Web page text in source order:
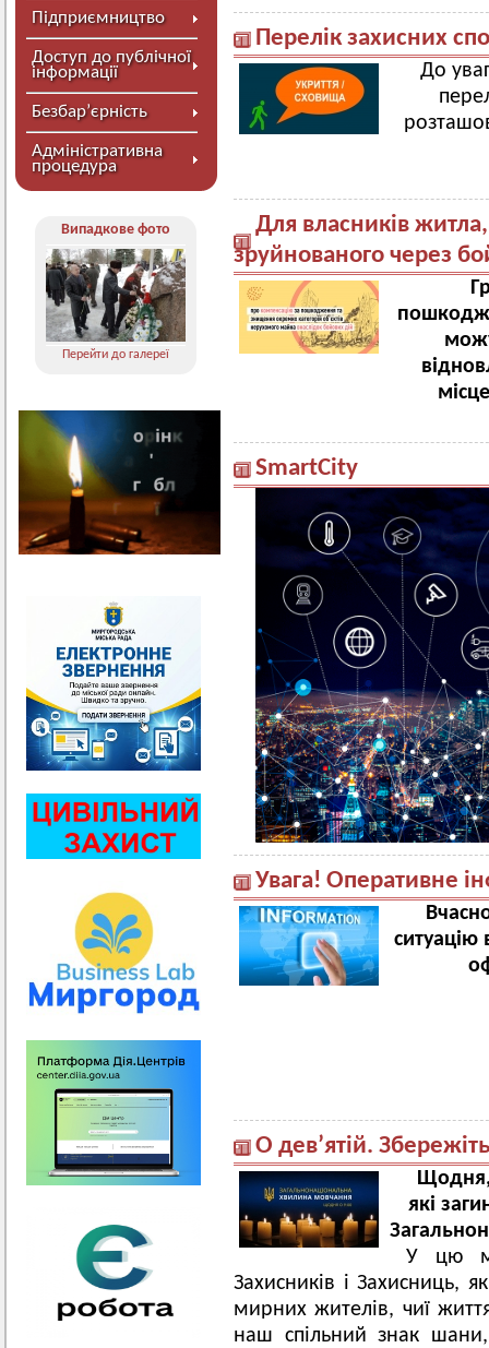
Підприємництво
Доступ до публічної
інформації
Безбар’єрність
Адміністративна
процедура
Випадкове фото
Перейти до галереї
Перелік захисних
До
Для власників
зруйнованого через
SmartCity
Увага! Оперативне
ситуацію
О дев’ятій.
Щодня,
які
У цю
Захисників і Захисниць,
мирних жителів, чиї
наш спільний знак шани,